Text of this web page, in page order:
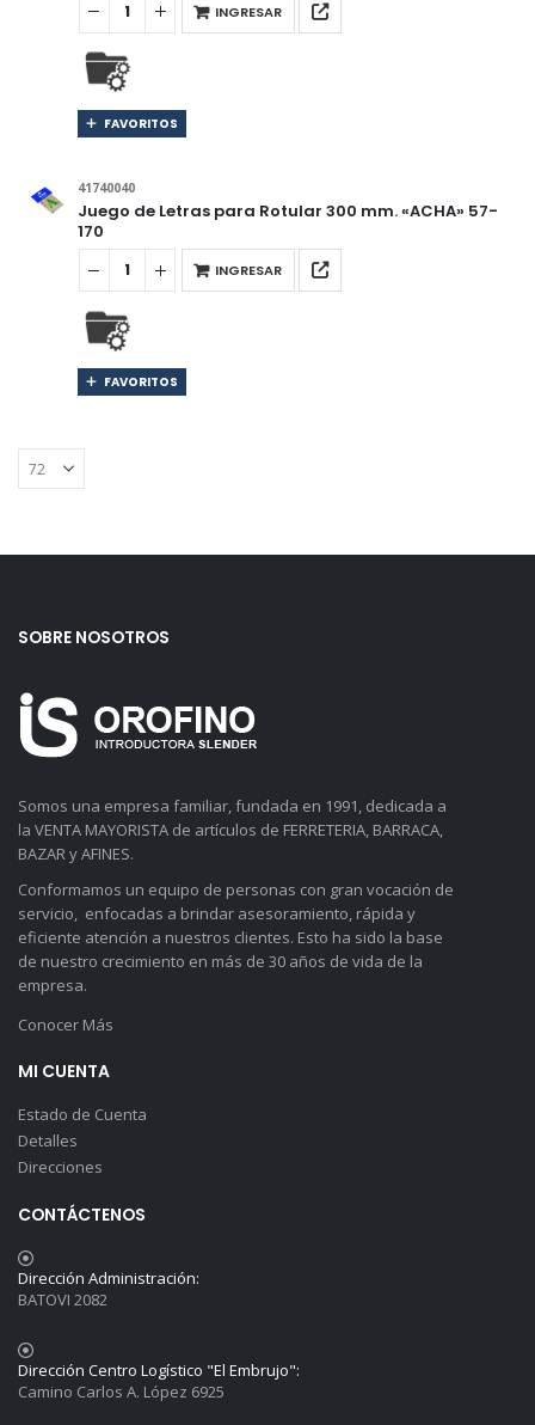
INGRESAR
FAVORITOS
41740040
Juego de Letras para Rotular 300 mm. «ACHA» 57-
170
INGRESAR
FAVORITOS
SOBRE NOSOTROS
Somos una empresa familiar, fundada en 1991, dedicada a
la VENTA MAYORISTA de artículos de FERRETERIA, BARRACA,
BAZAR y AFINES.
Conformamos un equipo de personas con gran vocación de
servicio, enfocadas a brindar asesoramiento, rápida y
eficiente atención a nuestros clientes. Esto ha sido la base
de nuestro crecimiento en más de 30 años de vida de la
empresa.
Conocer Más
MI CUENTA
Estado de Cuenta
Detalles
Direcciones
CONTÁCTENOS
Dirección Administración:
BATOVI 2082
Dirección Centro Logístico "El Embrujo":
Camino Carlos A. López 6925